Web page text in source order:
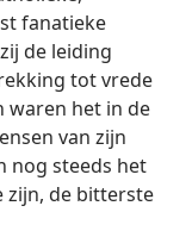
fanatieke
de leiding
tot vrede
waren het in de
van zijn
nog steeds het
zijn, de bitterste